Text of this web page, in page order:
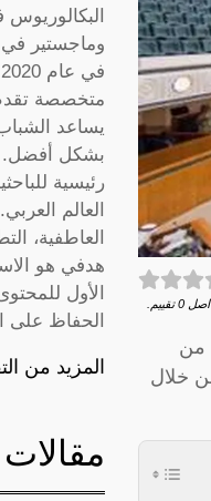
0 تقييم.
من
خلال
وماجستير في
متخصصة تقدم
يساعد
بشكل أفضل.
رئيسية
العالم
العاطفية،
هدفي هو
الأول
الحفاظ على
المزيد من